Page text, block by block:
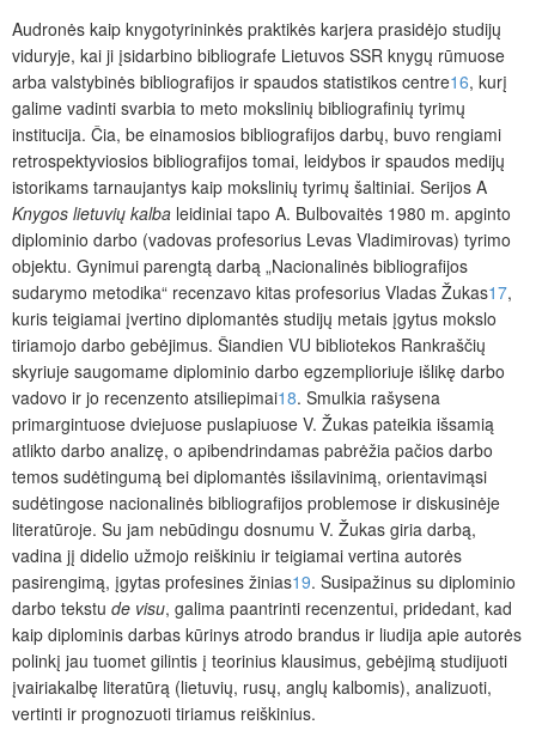
Audronės kaip knygotyrininkės praktikės karjera prasidėjo studijų
viduryje, kai ji įsidarbino bibliografe Lietuvos SSR knygų rūmuose
arba valstybinės bibliografijos ir spaudos statistikos centre16, kurį
galime vadinti svarbia to meto mokslinių bibliografinių tyrimų
institucija. Čia, be einamosios bibliografijos darbų, buvo rengiami
retrospektyviosios bibliografijos tomai, leidybos ir spaudos medijų
istorikams tarnaujantys kaip mokslinių tyrimų šaltiniai. Serijos A
Knygos lietuvių kalba leidiniai tapo A. Bulbovaitės 1980 m. apginto
diplominio darbo (vadovas profesorius Levas Vladimirovas) tyrimo
objektu. Gynimui parengtą darbą „Nacionalinės bibliografijos
sudarymo metodika“ recenzavo kitas profesorius Vladas Žukas17,
kuris teigiamai įvertino diplomantės studijų metais įgytus mokslo
tiriamojo darbo gebėjimus. Šiandien VU bibliotekos Rankraščių
skyriuje saugomame diplominio darbo egzemplioriuje išlikę darbo
vadovo ir jo recenzento atsiliepimai18. Smulkia rašysena
primargintuose dviejuose puslapiuose V. Žukas pateikia išsamią
atlikto darbo analizę, o apibendrindamas pabrėžia pačios darbo
temos sudėtingumą bei diplomantės išsilavinimą, orientavimąsi
sudėtingose nacionalinės bibliografijos problemose ir diskusinėje
literatūroje. Su jam nebūdingu dosnumu V. Žukas giria darbą,
vadina jį didelio užmojo reiškiniu ir teigiamai vertina autorės
pasirengimą, įgytas profesines žinias19. Susipažinus su diplominio
darbo tekstu de visu, galima paantrinti recenzentui, pridedant, kad
kaip diplominis darbas kūrinys atrodo brandus ir liudija apie autorės
polinkį jau tuomet gilintis į teorinius klausimus, gebėjimą studijuoti
įvairiakalbę literatūrą (lietuvių, rusų, anglų kalbomis), analizuoti,
vertinti ir prognozuoti tiriamus reiškinius.